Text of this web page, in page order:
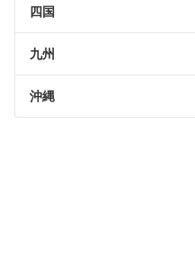
四国
九州
沖縄